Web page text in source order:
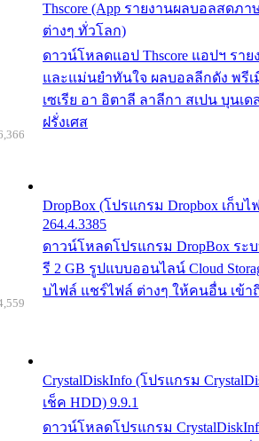
Thscore (App รายงานผลบอลสดภ
ต่างๆ ทั่วโลก)
ดาวน์โหลดแอป Thscore แอปฯ รา
และแม่นยำทันใจ ผลบอลลีกดัง พรี
เซเรีย อา อิตาลี ลาลีกา สเปน บุนเด
ฝรั่งเศส
DropBox (โปรแกรม Dropbox เก็บ
264.4.3385
ดาวน์โหลดโปรแกรม DropBox ระ
รี 2 GB รูปแบบออนไลน์ Cloud
บไฟล์ แชร์ไฟล์ ต่างๆ ให้คนอื่น เข้า
CrystalDiskInfo (โปรแกรม
เช็ค HDD) 9.9.1
ดาวน์โหลดโปรแกรม